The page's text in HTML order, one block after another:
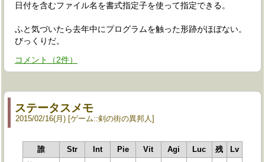
日付を含むファイル名を書式指定子を使って指定できる。
ふと気づいたら去年中にプログラムを触った形跡がほぼない。
びっくりだ。
コメント
（2件）
ステータスメモ
2015/02/16(月) ゲーム::剣の街の異邦人
誰 Str Int Pie Vit Agi Luc 残
Lv